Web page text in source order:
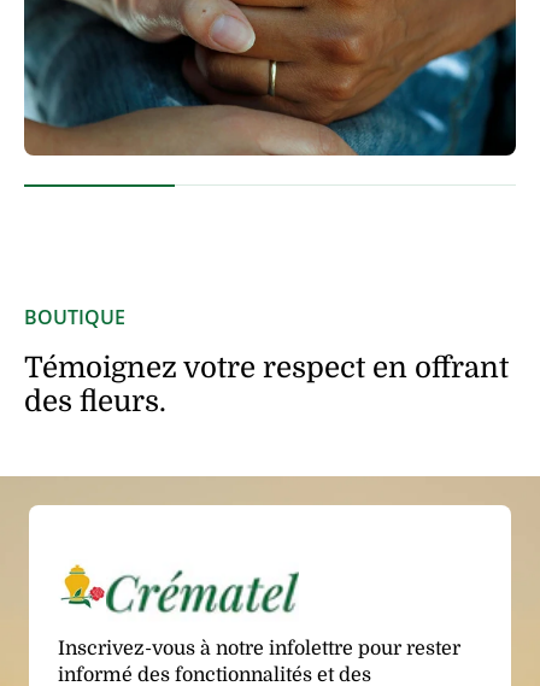
BOUTIQUE
Témoignez votre respect en offrant
des fleurs.
Inscrivez-vous à notre infolettre pour rester
informé des fonctionnalités et des